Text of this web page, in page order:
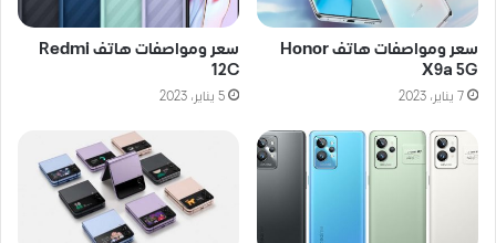
سعر ومواصفات هاتف Honor
X9a 5G
7 يناير، 2023
سعر ومواصفات هاتف Redmi
12C
5 يناير، 2023